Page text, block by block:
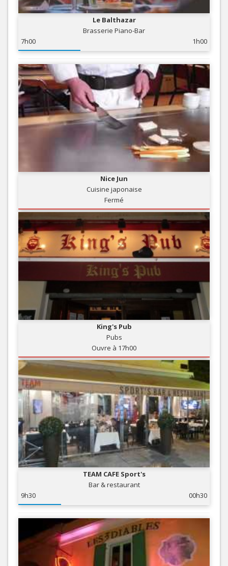
Le Balthazar
Brasserie Piano-Bar
7h00
1h00
Nice Jun
Cuisine japonaise
Fermé
King's Pub
Pubs
Ouvre à 17h00
TEAM CAFE Sport's
Bar & restaurant
9h30
00h30